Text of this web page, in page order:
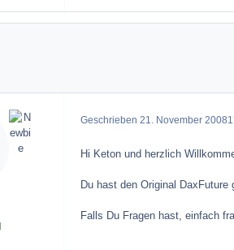
Geschrieben 21. November 2008
Hi Keton und herzlich
Du hast den Original
Falls Du Fragen hast, einfach